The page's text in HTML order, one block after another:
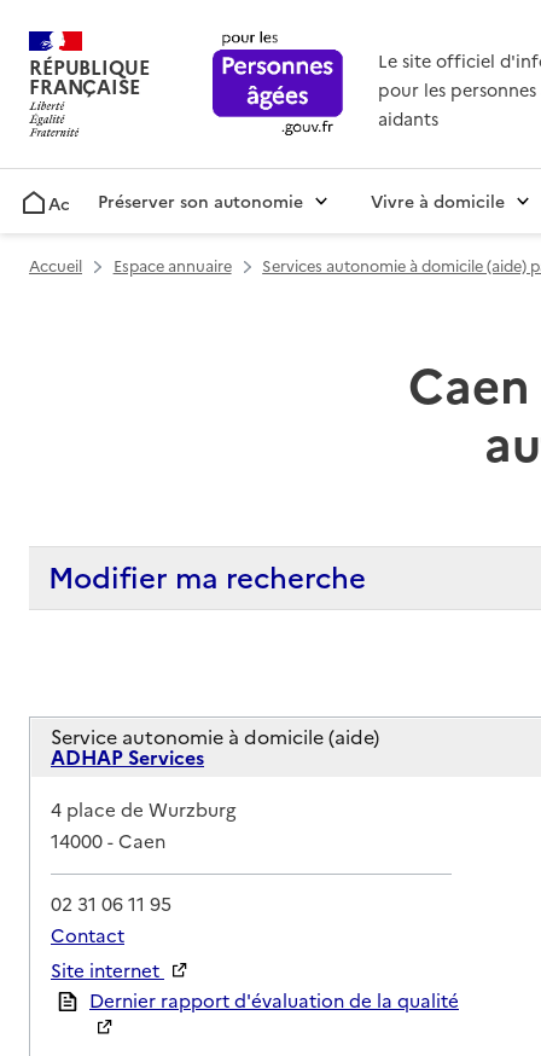
RÉPUBLIQUE
FRANÇAISE
Le site officiel
pour les personnes
aidants
AccueilPréserver son autonomie Vivre à domicile
Accueil Espace annuaire Services autonomie à domicile (aide)
Modifier ma recherche
Service autonomie à domicile (aide)
ADHAP Services
Adresse
4 place de Wurzburg
14000-Caen
02 31 06 11 95
Contact
Site internet
Rapport HAS
Dernier rapport d'évaluation de la qualité